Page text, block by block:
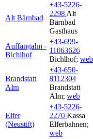
Alt Bärnbad
+43-5226-
2298 Alt
Bärnbad
Gasthaus
Auffangalm -
Bichlhof
+43-699-
11063626
Bichlhof; web
Brandstatt
Alm
+43-650-
8112304
Brandstatt
Alm; web
Elfer
(Neustift)
+43-5226-
2270 Kassa
Elferbahnen;
web